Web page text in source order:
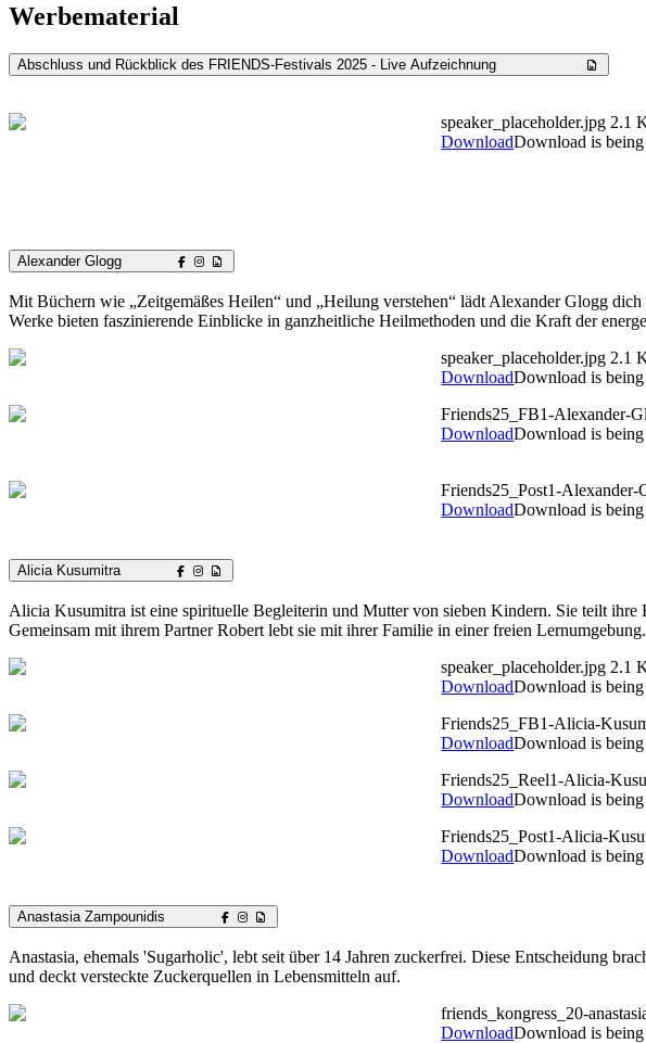
Werbematerial
Abschluss und Rückblick des FRIENDS-Festivals 2025 - Live Aufzeichnung
speaker_placeholder.jpg 2.1
DownloadDownload is being
Alexander Glogg
Mit Büchern wie „Zeitgemäßes Heilen“ und „Heilung verstehen“ lädt Alexander Glogg
Werke bieten faszinierende Einblicke in ganzheitliche Heilmethoden und die Kraft der
speaker_placeholder.jpg 2.1
DownloadDownload is being
Friends25_FB1-Alexander-
DownloadDownload is being
Friends25_Post1-Alexander-
DownloadDownload is being
Alicia Kusumitra
Alicia Kusumitra ist eine spirituelle Begleiterin und Mutter von sieben Kindern. Sie teilt
Gemeinsam mit ihrem Partner Robert lebt sie mit ihrer Familie in einer freien Lernumgebung.
speaker_placeholder.jpg 2.1
DownloadDownload is being
Friends25_FB1-Alicia-
DownloadDownload is being
Friends25_Reel1-Alicia-
DownloadDownload is being
Friends25_Post1-Alicia-
DownloadDownload is being
Anastasia Zampounidis
Anastasia, ehemals 'Sugarholic', lebt seit über 14 Jahren zuckerfrei. Diese Entscheidung
und deckt versteckte Zuckerquellen in Lebensmitteln auf.
friends_kongress_20-
DownloadDownload is being